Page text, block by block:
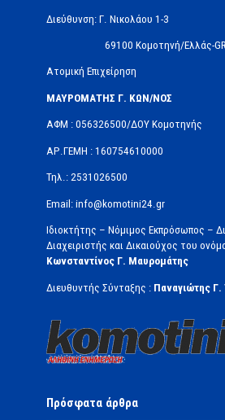
Διεύθυνση: Γ. Νικολάου 1-3
69100 Κομοτηνή/Ελλάς-
Ατομική Επιχείρηση
ΜΑΥΡΟΜΑΤΗΣ Γ. ΚΩΝ/ΝΟΣ
ΑΦΜ : 056326500/ΔOΥ Κομοτηνής
ΑΡ.ΓΕΜΗ : 160754610000
Τηλ.: 2531026500
Email: info@komotini24.gr
Ιδιοκτήτης – Νόμιμος Εκπρόσωπος –
Διαχειριστής και Δικαιούχος του
Κωνσταντίνος Γ. Μαυρομάτης
Διευθυντής Σύνταξης : Παναγιώτης Γ.
Πρόσφατα άρθρα